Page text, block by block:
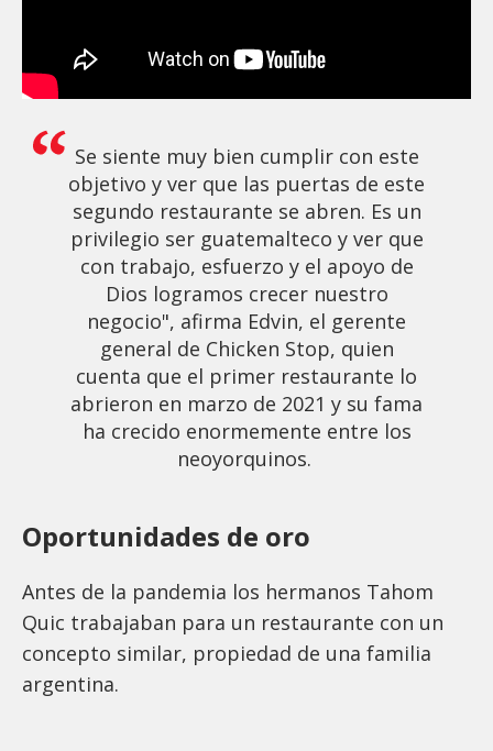
Se siente muy bien cumplir con este
objetivo y ver que las puertas de este
segundo restaurante se abren. Es un
privilegio ser guatemalteco y ver que
con trabajo, esfuerzo y el apoyo de
Dios logramos crecer nuestro
negocio", afirma Edvin, el gerente
general de Chicken Stop, quien
cuenta que el primer restaurante lo
abrieron en marzo de 2021 y su fama
ha crecido enormemente entre los
neoyorquinos.
Oportunidades de oro
Antes de la pandemia los hermanos Tahom
Quic trabajaban para un restaurante con un
concepto similar, propiedad de una familia
argentina.